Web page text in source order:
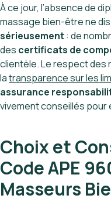
À ce jour, l’absence de
massage bien-être ne
sérieusement: de
des certificats de
clientèle. Le respect des
latransparence sur les
assurance
vivement conseillés
Choix et
Code APE
Masseurs